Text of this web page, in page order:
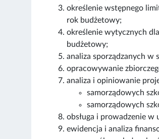
określenie wstępnego
rok budżetowy;
określenie wytycznych
budżetowy;
analiza sporządzanych w
opracowywanie
analiza i opiniowanie
samorządowych
samorządowych
obsługa i prowadzenie w
ewidencja i analiza